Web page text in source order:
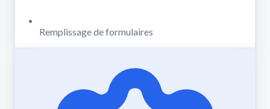
Remplissage de formulaires